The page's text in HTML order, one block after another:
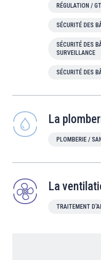
RÉGULATION /
SÉCURITÉ DES
SÉCURITÉ DES
SURVEILLANCE
SÉCURITÉ DES
La
PLOMBERIE /
La
TRAITEMENT